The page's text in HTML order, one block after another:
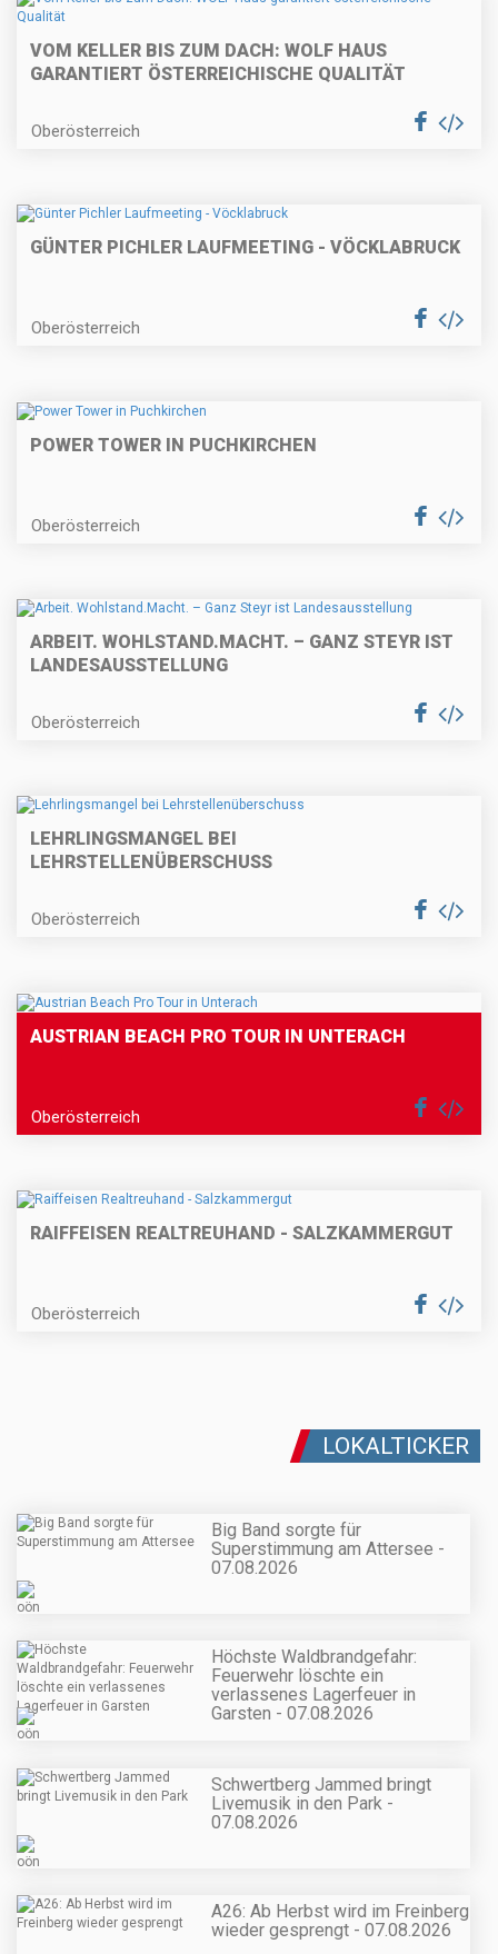
VOM KELLER BIS ZUM DACH: WOLF HAUS
GARANTIERT ÖSTERREICHISCHE QUALITÄT
Oberösterreich
GÜNTER PICHLER LAUFMEETING - VÖCKLABRUCK
Oberösterreich
POWER TOWER IN PUCHKIRCHEN
Oberösterreich
ARBEIT. WOHLSTAND.MACHT. – GANZ STEYR IST
LANDESAUSSTELLUNG
Oberösterreich
LEHRLINGSMANGEL BEI
LEHRSTELLENÜBERSCHUSS
Oberösterreich
AUSTRIAN BEACH PRO TOUR IN UNTERACH
Oberösterreich
RAIFFEISEN REALTREUHAND - SALZKAMMERGUT
Oberösterreich
LOKALTICKER
Big Band sorgte für
Superstimmung am Attersee -
07.08.2026
Höchste Waldbrandgefahr:
Feuerwehr löschte ein
verlassenes Lagerfeuer in
Garsten - 07.08.2026
Schwertberg Jammed bringt
Livemusik in den Park -
07.08.2026
A26: Ab Herbst wird im Freinberg
wieder gesprengt - 07.08.2026